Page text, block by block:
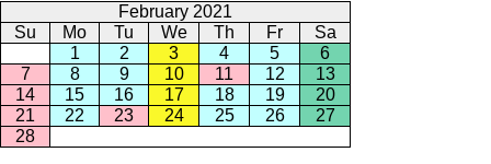
February 2021
Su
Mo Tu We Th Fr
Sa
1
2 3 4 5
6
7
8 9 10 11 12
13
14
15 16 17 18 19
20
21
22 23 24 25 26
27
28